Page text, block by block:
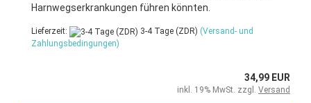
Harnwegserkrankungen führen könnten.
Lieferzeit: 3-4 Tage (ZDR) (Versand- und
Zahlungsbedingungen)
34,99 EUR
inkl. 19% MwSt. zzgl. Versand